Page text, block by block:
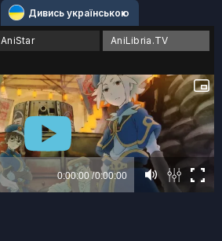
Дивись українською
AniStar
AniLibria.TV